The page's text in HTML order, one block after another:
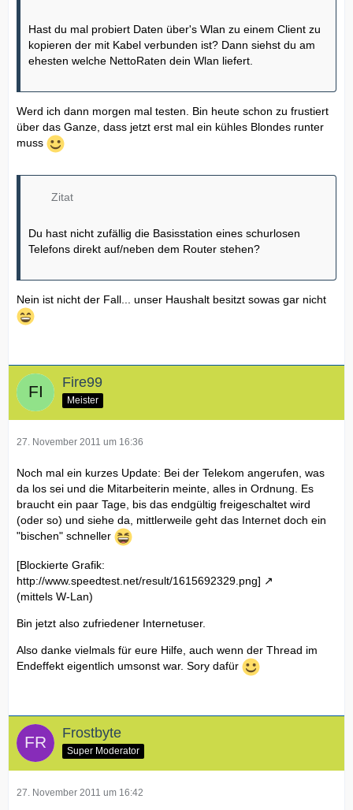
Hast du mal probiert Daten über's Wlan zu einem Client zu
kopieren der mit Kabel verbunden ist? Dann siehst du am
ehesten welche NettoRaten dein Wlan liefert.
Werd ich dann morgen mal testen. Bin heute schon zu frustiert
über das Ganze, dass jetzt erst mal ein kühles Blondes runter
muss
Zitat
Du hast nicht zufällig die Basisstation eines schurlosen
Telefons direkt auf/neben dem Router stehen?
Nein ist nicht der Fall... unser Haushalt besitzt sowas gar nicht
Fire99
Meister
27. November 2011 um 16:36
Noch mal ein kurzes Update: Bei der Telekom angerufen, was
da los sei und die Mitarbeiterin meinte, alles in Ordnung. Es
braucht ein paar Tage, bis das endgültig freigeschaltet wird
(oder so) und siehe da, mittlerweile geht das Internet doch ein
"bischen" schneller
[Blockierte Grafik:
http://www.speedtest.net/result/1615692329.png]
(mittels W-Lan)
Bin jetzt also zufriedener Internetuser.
Also danke vielmals für eure Hilfe, auch wenn der Thread im
Endeffekt eigentlich umsonst war. Sory dafür
Frostbyte
Super Moderator
27. November 2011 um 16:42